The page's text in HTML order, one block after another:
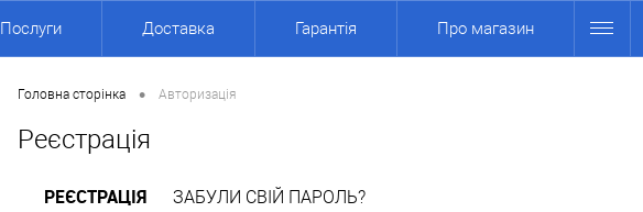
Послуги Доставка Гарантія Про магазин
Головна сторінка • Авторизація
Реєстрація
РЕЄСТРАЦІЯ ЗАБУЛИ СВІЙ ПАРОЛЬ?